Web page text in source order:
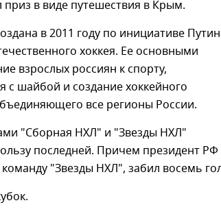
в виде путешествия в Крым.
в 2011 году по инициативе
хоккея. Ее основными
взрослых россиян к спорту,
с шайбой и создание хоккейного
все регионы России.
"Сборная НХЛ" и "Звезды НХЛ"
последней. Причем президент РФ
"Звезды НХЛ", забил восемь